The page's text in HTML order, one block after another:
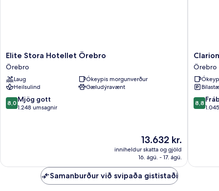
Elite
Stora
Hotellet
Örebro
Örebro
Elite Stora Hotellet Örebro
Örebro
Laug
Ókeypis morgunverður
Heilsulind
Gæludýravænt
8.0
af
8,0 Mjög gott
1.248 umsagnir
Verðið
er
13.632 kr.
13.632 kr.
inniheldur skatta og gjöld
16. ágú. - 17. ágú.
Clarion
Hotel
Örebro
Örebro
Örebro
8.8
af
8,8
Samanburður við svipaða gististaði